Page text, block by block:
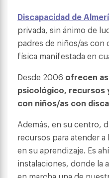
Discapacidad de
privada, sin ánimo de
padres de niños/as con
física manifestada en
Desde 2006 ofrecen
psicológico, recursos
con niños/as con
Además, en su centro,
recursos para atender a
en su aprendizaje. Es
instalaciones, donde la